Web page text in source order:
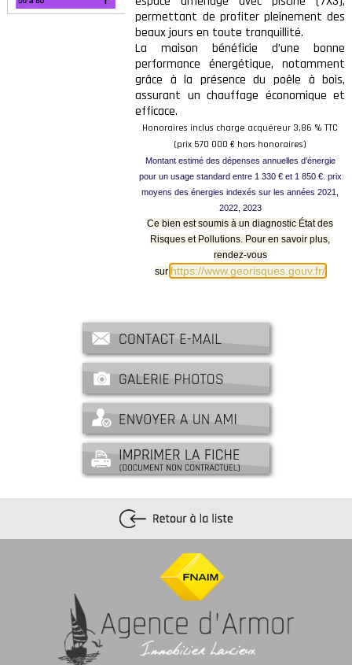
permettant de profiter pleinement des
beaux jours en toute tranquillité.
La maison bénéficie d’une bonne
performance énergétique, notamment
grâce à la présence du poêle à bois,
assurant un chauffage économique et
efficace.
Honoraires inclus charge acquéreur 3,86 % TTC
(prix 570 000 € hors honoraires)
Montant estimé des dépenses annuelles d'énergie
pour un usage standard entre 1 330 € et 1 850 €. prix
moyens des énergies indexés sur les années 2021,
2022, 2023
Ce bien est soumis à un diagnostic État des
Risques et Pollutions. Pour en savoir plus,
rendez-vous
sur https://www.georisques.gouv.fr/